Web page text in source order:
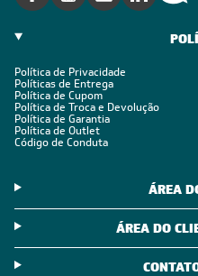
Política de Privacidade
Políticas de Entrega
Política de Cupom
Política de Troca e Devolução
Política de Garantia
Política de Outlet
Código de Conduta
ÁREA
ÁREA DO